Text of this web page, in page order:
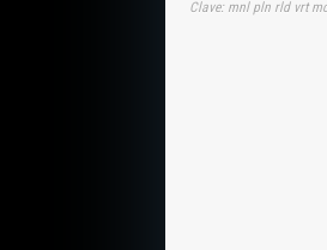
Clave: mnl pln rld vrt